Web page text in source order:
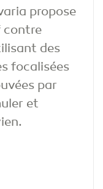
propose
contre
des
focalisées
par
et